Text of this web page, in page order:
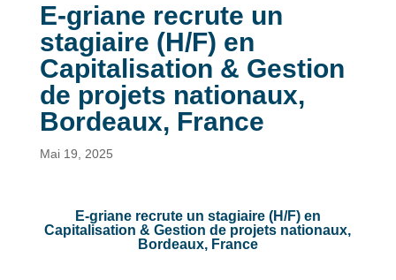
E-griane recrute un
stagiaire (H/F) en
Capitalisation & Gestion
de projets nationaux,
Bordeaux, France
Mai 19, 2025
E-griane recrute un stagiaire (H/F) en
Capitalisation & Gestion de projets nationaux,
Bordeaux, France